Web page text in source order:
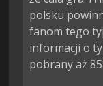
polsku
fanom tego
informacji o
pobrany aż